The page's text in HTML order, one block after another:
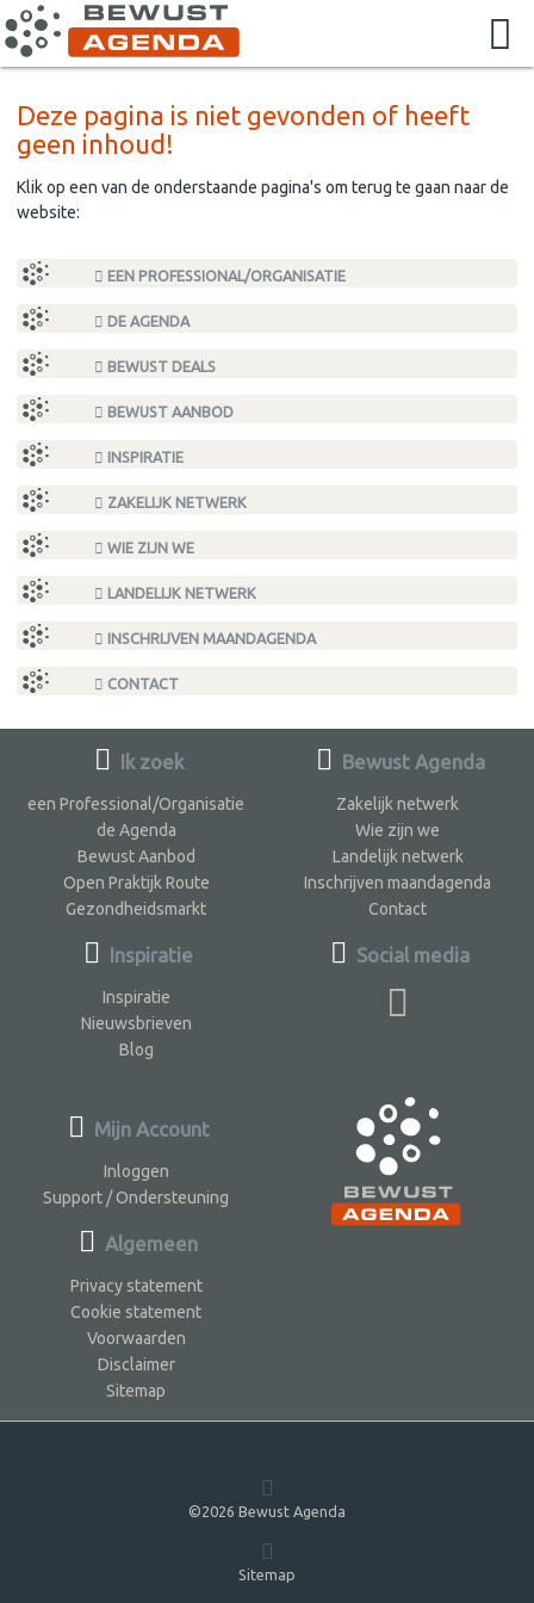
Deze pagina is niet gevonden of heeft
geen inhoud!
Klik op een van de onderstaande pagina's om terug te gaan naar de
website:
EEN PROFESSIONAL/ORGANISATIE
DE AGENDA
BEWUST DEALS
BEWUST AANBOD
INSPIRATIE
ZAKELIJK NETWERK
WIE ZIJN WE
LANDELIJK NETWERK
INSCHRIJVEN MAANDAGENDA
CONTACT
Ik zoek
een Professional/Organisatie
de Agenda
Bewust Aanbod
Open Praktijk Route
Gezondheidsmarkt
Inspiratie
Inspiratie
Nieuwsbrieven
Blog
Bewust Agenda
Zakelijk netwerk
Wie zijn we
Landelijk netwerk
Inschrijven maandagenda
Contact
Social media
Mijn Account
Inloggen
Support / Ondersteuning
Algemeen
Privacy statement
Cookie statement
Voorwaarden
Disclaimer
Sitemap
©2026 Bewust Agenda
Sitemap